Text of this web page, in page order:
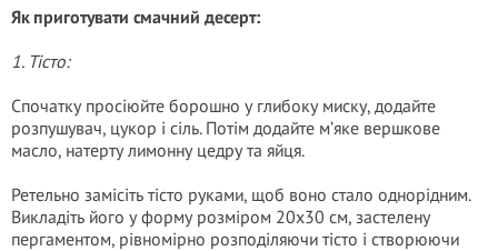
Як приготувати смачний десерт:
1. Тісто:
Спочатку просіюйте борошно у глибоку миску, додайте
розпушувач, цукор і сіль. Потім додайте м’яке вершкове
масло, натерту лимонну цедру та яйця.
Ретельно замісіть тісто руками, щоб воно стало однорідним.
Викладіть його у форму розміром 20х30 см, застелену
пергаментом, рівномірно розподіляючи тісто і створюючи